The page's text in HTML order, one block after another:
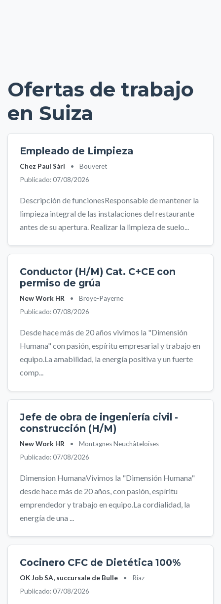
Ofertas de trabajo
en Suiza
Empleado de Limpieza
Chez Paul Sàrl •
Bouveret
Publicado: 07/08/2026
Descripción de funcionesResponsable de mantener la
limpieza integral de las instalaciones del restaurante
antes de su apertura. Realizar la limpieza de suelo...
Conductor (H/M) Cat. C+CE con
permiso de grúa
New Work HR •
Broye-Payerne
Publicado: 07/08/2026
Desde hace más de 20 años vivimos la "Dimensión
Humana" con pasión, espíritu empresarial y trabajo en
equipo.La amabilidad, la energía positiva y un fuerte
comp...
Jefe de obra de ingeniería civil -
construcción (H/M)
New Work HR •
Montagnes Neuchâteloises
Publicado: 07/08/2026
Dimension HumanaVivimos la "Dimensión Humana"
desde hace más de 20 años, con pasión, espíritu
emprendedor y trabajo en equipo.La cordialidad, la
energía de una ...
Cocinero CFC de Dietética 100%
OK Job SA, succursale de Bulle •
Riaz
Publicado: 07/08/2026